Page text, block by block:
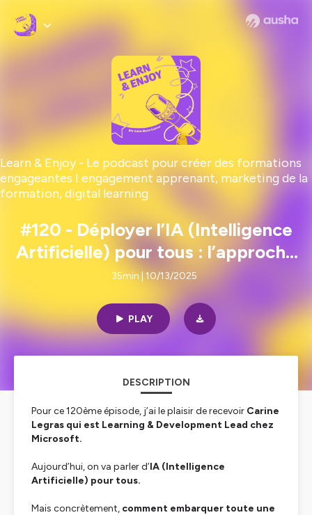
Learn & Enjoy - Le podcast pour créer des formations
engageantes I engagement apprenant, marketing de la
formation, digital learning
#120 - Déployer l’IA (Intelligence
Artificielle) pour tous : l’approche
Microsoft, avec Carine Legras de
Microsoft
35min | 10/13/2025
PLAY
DESCRIPTION
Pour ce 120ème épisode, j’ai le plaisir de recevoir Carine
Legras qui est Learning & Development Lead chez
Microsoft.
Aujourd’hui, on va parler d’IA (Intelligence
Artificielle) pour tous.
Mais concrètement, comment embarquer toute une